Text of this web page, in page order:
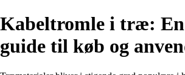
Kabeltromle i træ:
guide til køb og